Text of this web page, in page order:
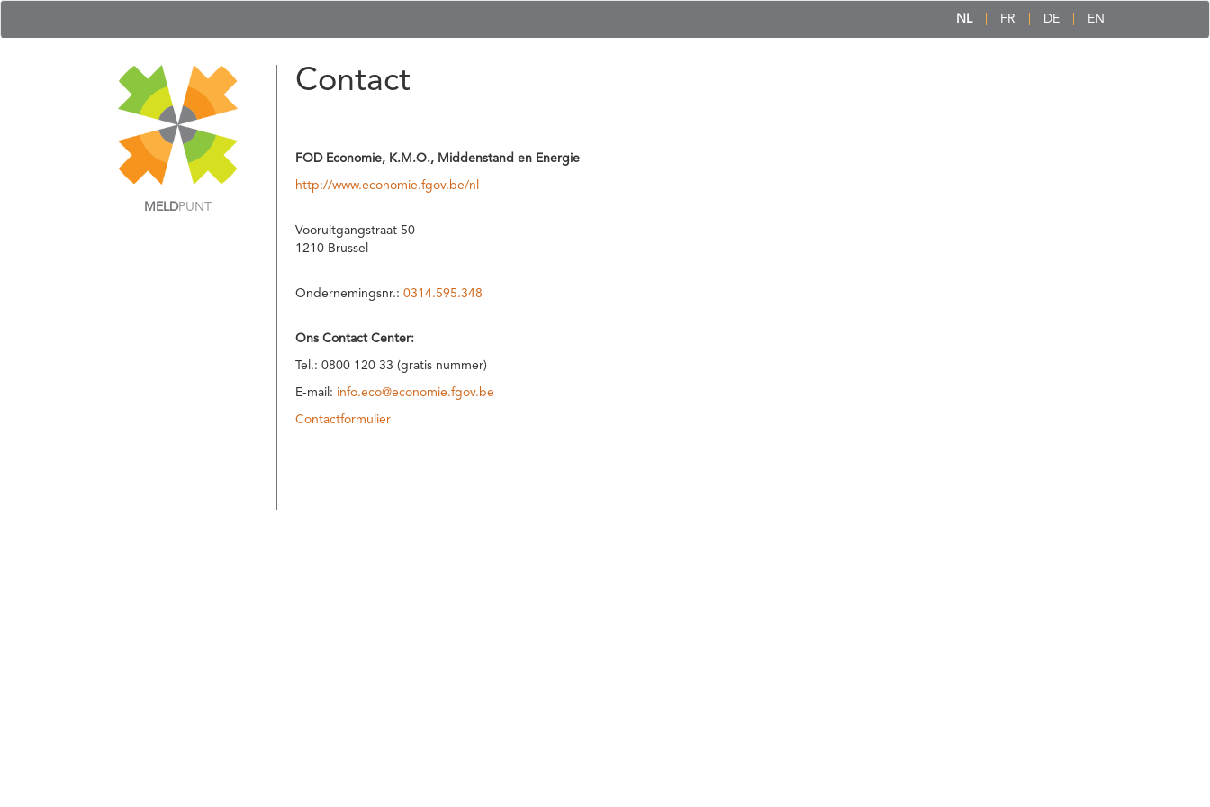
NL FR DE EN
MELDPUNT
Contact
FOD Economie, K.M.O., Middenstand en Energie
http://www.economie.fgov.be/nl
Vooruitgangstraat 50
1210 Brussel
Ondernemingsnr.: 0314.595.348
Ons Contact Center:
Tel.: 0800 120 33 (gratis nummer)
E-mail: info.eco@economie.fgov.be
Contactformulier